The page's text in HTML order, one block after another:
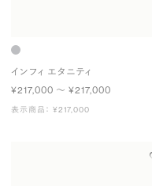
インフィ エタニティ
¥217,000 〜 ¥217,000
表示商品： ¥217,000